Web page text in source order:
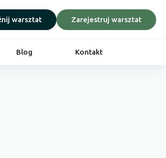
warsztat Zarejestruj warsztat
Blog Kontakt